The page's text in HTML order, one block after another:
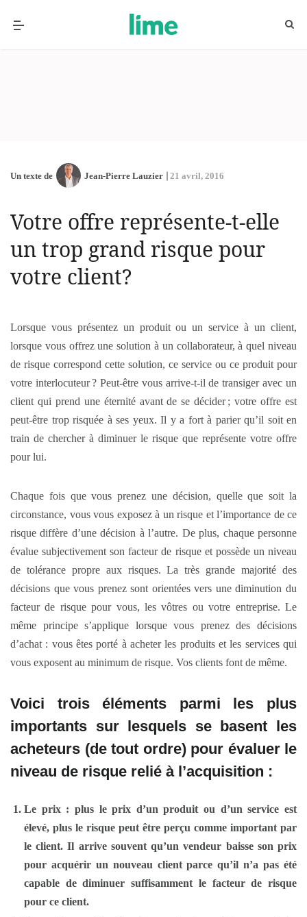
Un texte de Jean-Pierre Lauzier 21 avril, 2016
Votre offre représente-t-elle
un trop grand risque pour
votre client?
Lorsque vous présentez un produit ou un service à un client,
lorsque vous offrez une solution à un collaborateur, à quel niveau
de risque correspond cette solution, ce service ou ce produit pour
votre interlocuteur ? Peut-être vous arrive-t-il de transiger avec un
client qui prend une éternité avant de se décider ; votre offre est
peut-être trop risquée à ses yeux. Il y a fort à parier qu’il soit en
train de chercher à diminuer le risque que représente votre offre
pour lui.
Chaque fois que vous prenez une décision, quelle que soit la
circonstance, vous vous exposez à un risque et l’importance de ce
risque diffère d’une décision à l’autre. De plus, chaque personne
évalue subjectivement son facteur de risque et possède un niveau
de tolérance propre aux risques. La très grande majorité des
décisions que vous prenez sont orientées vers une diminution du
facteur de risque pour vous, les vôtres ou votre entreprise. Le
même principe s’applique lorsque vous prenez des décisions
d’achat : vous êtes porté à acheter les produits et les services qui
vous exposent au minimum de risque. Vos clients font de même.
Voici trois éléments parmi les plus
importants sur lesquels se basent les
acheteurs (de tout ordre) pour évaluer le
niveau de risque relié à l’acquisition :
Le prix : plus le prix d’un produit ou d’un service est
élevé, plus le risque peut être perçu comme important par
le client. Il arrive souvent qu’un vendeur baisse son prix
pour acquérir un nouveau client parce qu’il n’a pas été
capable de diminuer suffisamment le facteur de risque
pour ce client.